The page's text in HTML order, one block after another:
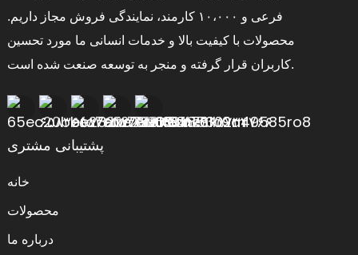
فرعی و ۱۰،۰۰۰ کارمند، نمایندگی فروش مجاز داریم.
محصولات با کیفیت بالا و خدمات انسانی ما مورد تحسین
کاربران قرار گرفته و منجر به توسعه صنعت شده است.
پشتیبانی مشتری
خانه
محصولات
درباره ما